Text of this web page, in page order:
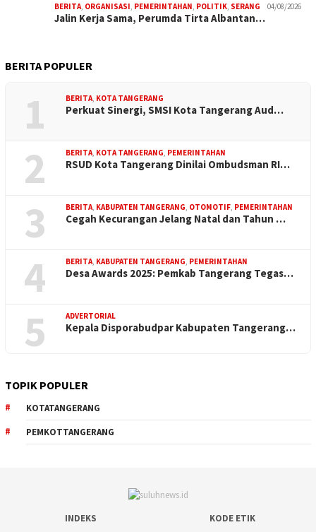
BERITA ORGANISASI PEMERINTAHAN POLITIK SERANG 04/08/2026
Jalin Kerja Sama, Perumda Tirta Albantan…
BERITA POPULER
1 BERITA KOTA TANGERANG
Perkuat Sinergi, SMSI Kota Tangerang Aud…
2 BERITA KOTA TANGERANG PEMERINTAHAN
RSUD Kota Tangerang Dinilai Ombudsman RI…
3 BERITA KABUPATEN TANGERANG OTOMOTIF PEMERINTAHAN
Cegah Kecurangan Jelang Natal dan Tahun …
4 BERITA KABUPATEN TANGERANG PEMERINTAHAN
Desa Awards 2025: Pemkab Tangerang Tegas…
5 ADVERTORIAL
Kepala Disporabudpar Kabupaten Tangerang…
TOPIK POPULER
KOTATANGERANG
PEMKOTTANGERANG
INDEKS KODE ETIK